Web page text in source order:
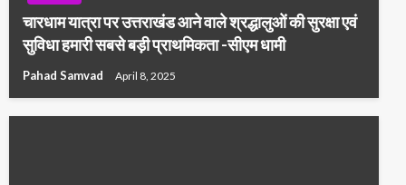
चारधाम यात्रा पर उत्तराखंड आने वाले श्रद्धालुओं की सुरक्षा एवं
सुविधा हमारी सबसे बड़ी प्राथमिकता -सीएम धामी
Pahad Samvad April 8, 2025